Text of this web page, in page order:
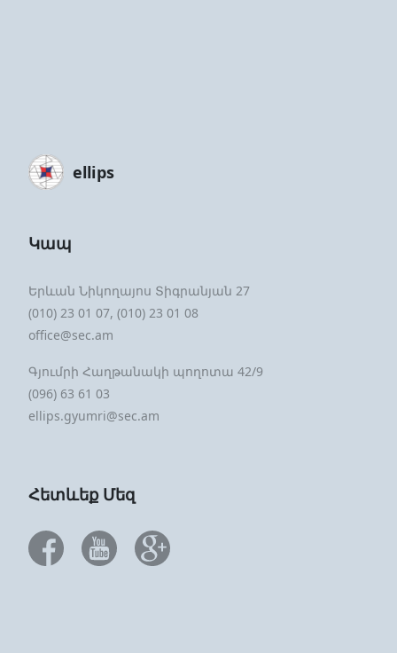
ellips
Կապ
Երևան Նիկողայոս Տիգրանյան 27
(010) 23 01 07, (010) 23 01 08
office@sec.am
Գյումրի Հաղթանակի պողոտա 42/9
(096) 63 61 03
ellips.gyumri@sec.am
Հետևեք Մեզ